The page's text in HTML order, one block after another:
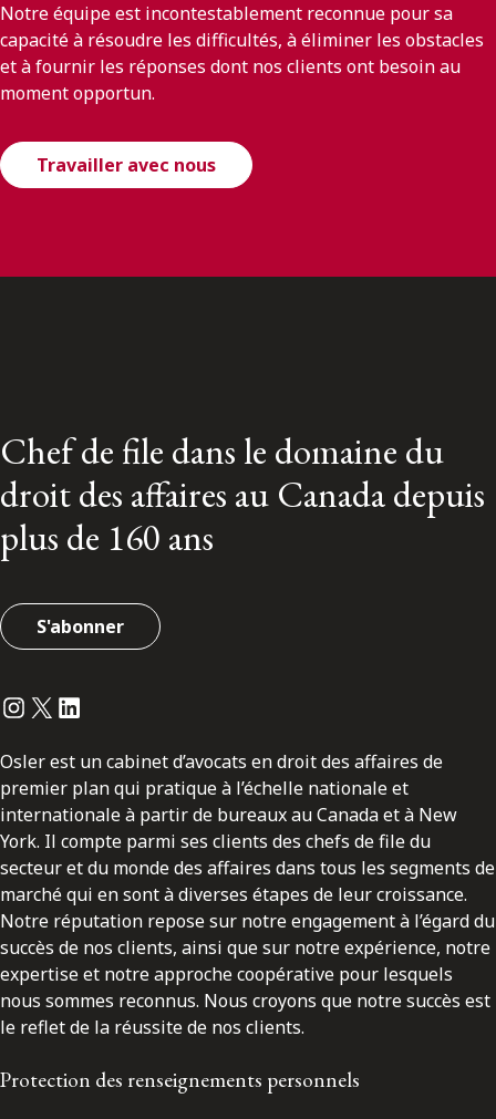
Notre équipe est incontestablement reconnue pour sa
capacité à résoudre les difficultés, à éliminer les obstacles
et à fournir les réponses dont nos clients ont besoin au
moment opportun.
Travailler avec nous
Chef de file dans le domaine du
droit des affaires au Canada depuis
plus de 160 ans
S'abonner
Instagram
Twitter
LinkedIn
Osler est un cabinet d’avocats en droit des affaires de
premier plan qui pratique à l’échelle nationale et
internationale à partir de bureaux au Canada et à New
York. Il compte parmi ses clients des chefs de file du
secteur et du monde des affaires dans tous les segments de
marché qui en sont à diverses étapes de leur croissance.
Notre réputation repose sur notre engagement à l’égard du
succès de nos clients, ainsi que sur notre expérience, notre
expertise et notre approche coopérative pour lesquels
nous sommes reconnus. Nous croyons que notre succès est
le reflet de la réussite de nos clients.
Protection des renseignements personnels